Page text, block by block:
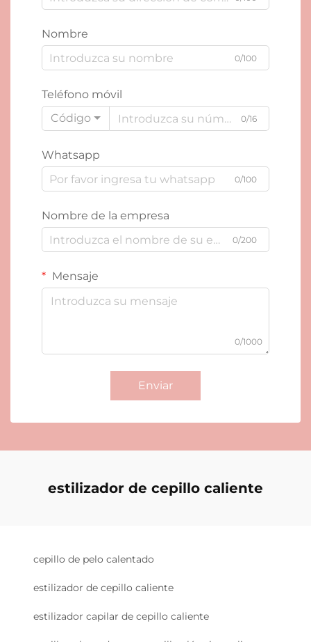
Nombre
0/100
Teléfono móvil
Código
0/16
Whatsapp
0/100
Nombre de la empresa
0/200
Mensaje
0/1000
Enviar
estilizador de cepillo caliente
cepillo de pelo calentado
estilizador de cepillo caliente
estilizador capilar de cepillo caliente